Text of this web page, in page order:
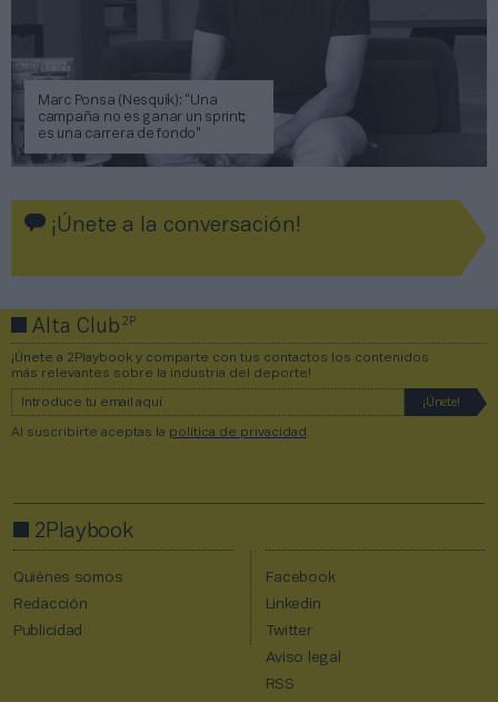
Marc Ponsa (Nesquik): “Una
campaña no es ganar un sprint;
es una carrera de fondo”
¡Únete a la conversación!
Alta Club2P
¡Únete a 2Playbook y comparte con tus contactos los contenidos
más relevantes sobre la industria del deporte!
Al suscribirte aceptas la política de privacidad
2Playbook
Quiénes somos
Redacción
Publicidad
Facebook
Linkedin
Twitter
Aviso legal
RSS